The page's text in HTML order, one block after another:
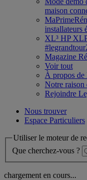
maison
installateurs
XL³ HP
Magazine
Voir tout
À propos de
Notre raison
Rejoindre
Nous trouver
Espace Particuliers
Utiliser le moteur de
Que cherchez-vous ?
chargement en cours...